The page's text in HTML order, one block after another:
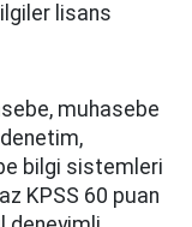
lisans
muhasebe
bilgi sistemleri
KPSS 60 puan